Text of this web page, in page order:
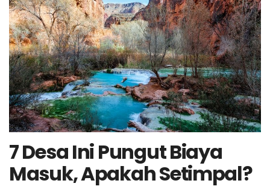
7 Desa Ini Pungut Biaya
Masuk, Apakah Setimpal?